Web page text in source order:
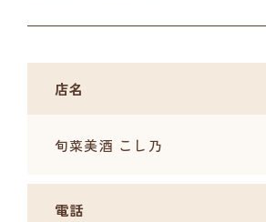
店名
旬菜美酒 こし乃
電話